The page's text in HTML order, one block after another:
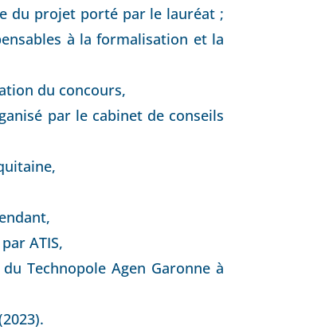
du projet porté par le lauréat ;
à la formalisation et la
du concours,
par le cabinet de conseils
ATIS,
Technopole Agen Garonne à